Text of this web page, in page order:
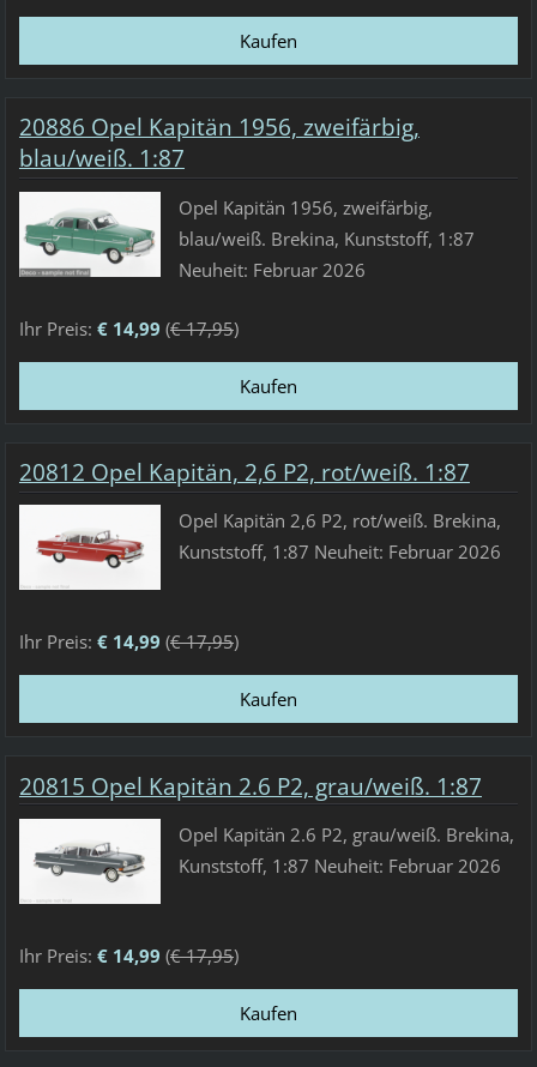
20886 Opel Kapitän 1956, zweifärbig,
blau/weiß. 1:87
Opel Kapitän 1956, zweifärbig,
blau/weiß. Brekina, Kunststoff, 1:87
Neuheit: Februar 2026
Ihr Preis: € 14,99 (€ 17,95)
20812 Opel Kapitän, 2,6 P2, rot/weiß. 1:87
Opel Kapitän 2,6 P2, rot/weiß. Brekina,
Kunststoff, 1:87 Neuheit: Februar 2026
Ihr Preis: € 14,99 (€ 17,95)
20815 Opel Kapitän 2.6 P2, grau/weiß. 1:87
Opel Kapitän 2.6 P2, grau/weiß. Brekina,
Kunststoff, 1:87 Neuheit: Februar 2026
Ihr Preis: € 14,99 (€ 17,95)